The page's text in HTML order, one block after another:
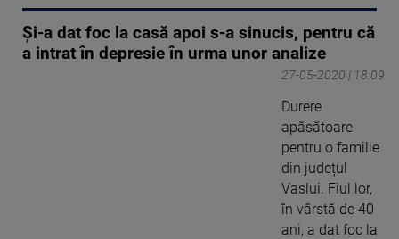
Și-a dat foc la casă apoi s-a sinucis, pentru că
a intrat în depresie în urma unor analize
27-05-2020 | 18:09
Durere
apăsătoare
pentru o familie
din județul
Vaslui. Fiul lor,
în vârstă de 40
ani, a dat foc la